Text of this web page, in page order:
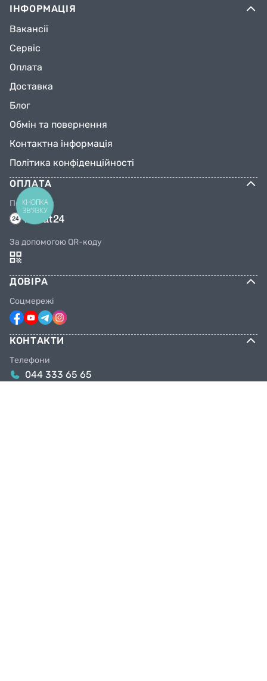
ІНФОРМАЦІЯ
Вакансії
Сервіс
Оплата
Доставка
Блог
Обмін та повернення
Контактна інформація
Політика конфіденційності
ОПЛАТА
Переказом
За допомогою QR-коду
ДОВІРА
Соцмережі
КОНТАКТИ
Телефони
044 333 65 65
КНОПКА
ЗВ'ЯЗКУ